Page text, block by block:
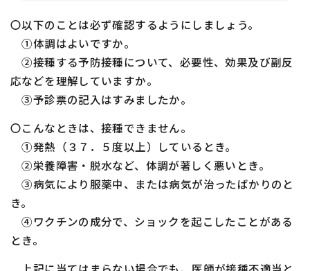
〇以下のことは必ず確認するようにしましょう。
①体調はよいですか。
②接種する予防接種について、必要性、効果及び副反
応などを理解していますか。
③予診票の記入はすみましたか。
〇こんなときは、接種できません。
①発熱（３７．５度以上）しているとき。
②栄養障害・脱水など、体調が著しく悪いとき。
③病気により服薬中、または病気が治ったばかりのと
き。
④ワクチンの成分で、ショックを起こしたことがある
とき。